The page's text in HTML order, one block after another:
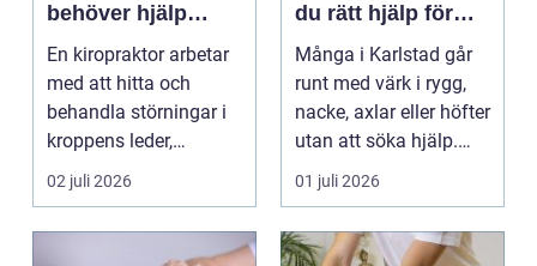
behöver hjälp
tillbaka
En kiropraktor arbetar
med att hitta och
behandla störningar i
kroppens leder,
muskler och
nervsyste...
02 juli 2026
du rätt hjälp för
kroppen
Många i Karlstad går
runt med värk i rygg,
nacke, axlar eller höfter
utan att söka hjälp.
Andra har ...
01 juli 2026